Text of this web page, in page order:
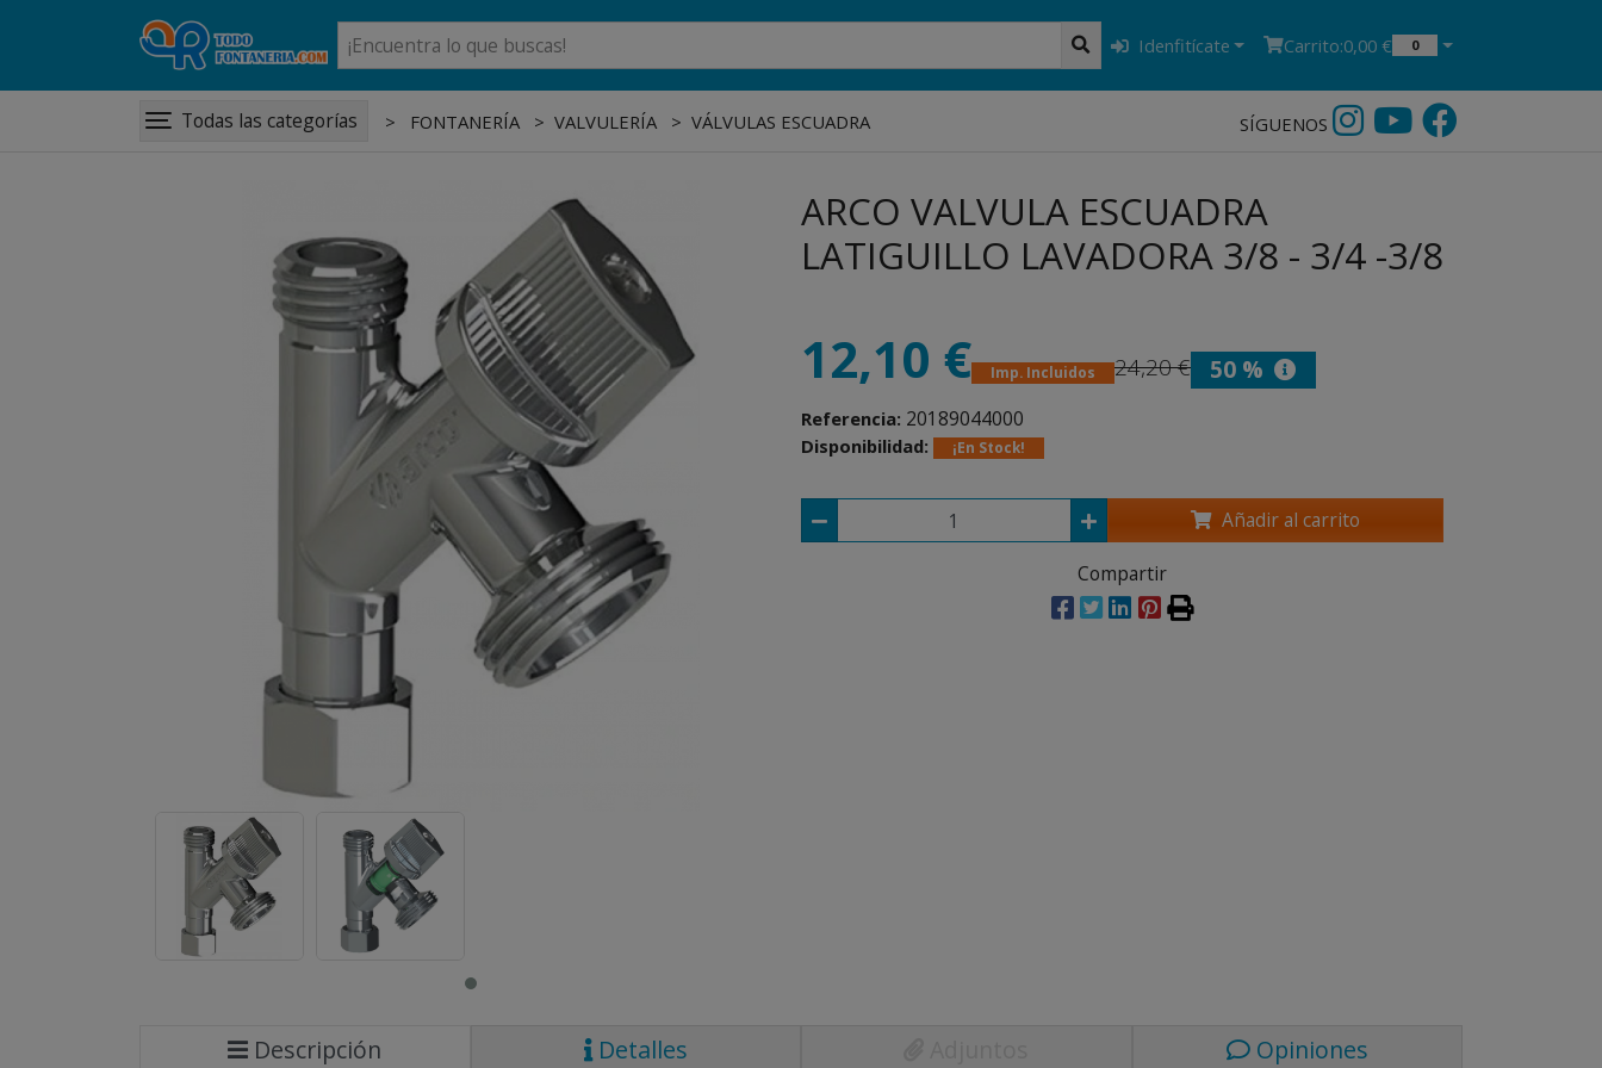
Idenfitícate Carrito:0,00 € 0
Todas las categorías FONTANERÍA VALVULERÍA VÁLVULAS ESCUADRA SÍGUENOS
ARCO VALVULA ESCUADRA
LATIGUILLO LAVADORA 3/8 - 3/4 -3/8
12,10 € Imp. Incluidos 24,20 € 50 %
Referencia: 20189044000
Disponibilidad: ¡En Stock!
Añadir al carrito
Compartir
Descripción Detalles Opiniones